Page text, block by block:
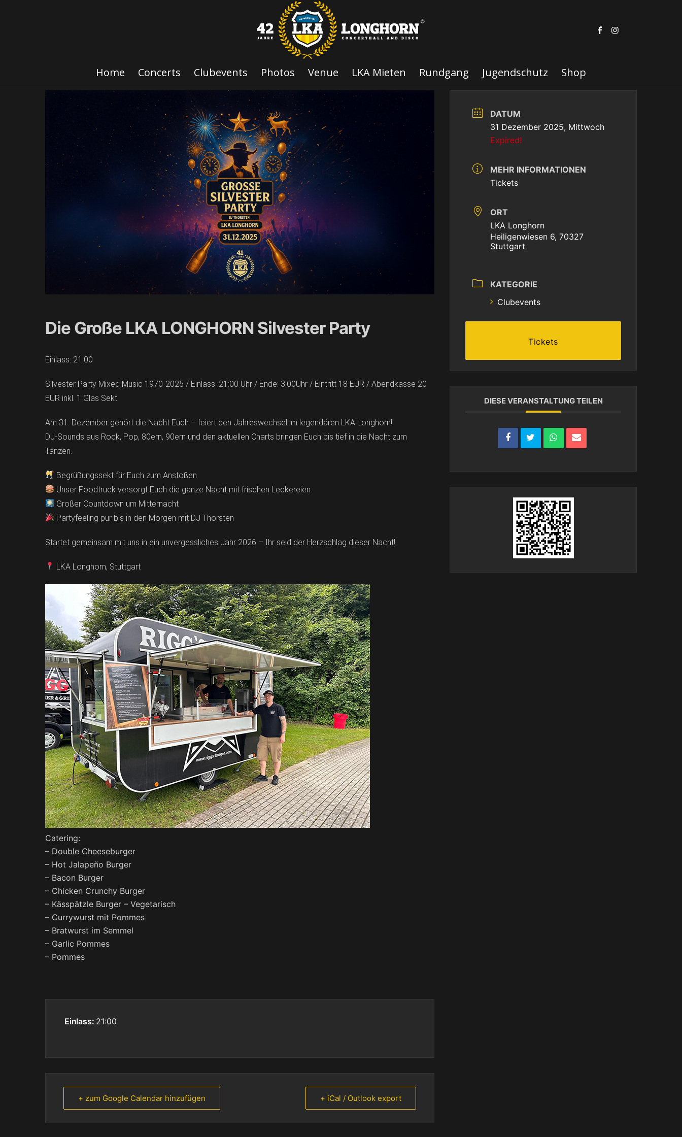
Home Concerts Clubevents Photos Venue LKA Mieten Rundgang Jugendschutz Shop
Die Große LKA LONGHORN Silvester Party
Einlass: 21:00
Silvester Party Mixed Music 1970-2025 / Einlass: 21:00 Uhr / Ende: 3:00Uhr / Eintritt 18 EUR / Abendkasse 20
EUR inkl. 1 Glas Sekt
Am 31. Dezember gehört die Nacht Euch – feiert den Jahreswechsel im legendären LKA Longhorn!
DJ-Sounds aus Rock, Pop, 80ern, 90ern und den aktuellen Charts bringen Euch bis tief in die Nacht zum
Tanzen.
Begrüßungssekt für Euch zum Anstoßen
Unser Foodtruck versorgt Euch die ganze Nacht mit frischen Leckereien
Großer Countdown um Mitternacht
Partyfeeling pur bis in den Morgen mit DJ Thorsten
Startet gemeinsam mit uns in ein unvergessliches Jahr 2026 – Ihr seid der Herzschlag dieser Nacht!
LKA Longhorn, Stuttgart
Catering:
– Double Cheeseburger
– Hot Jalapeño Burger
– Bacon Burger
– Chicken Crunchy Burger
– Kässpätzle Burger – Vegetarisch
– Currywurst mit Pommes
– Bratwurst im Semmel
– Garlic Pommes
– Pommes
Einlass: 21:00
+ zum Google Calendar hinzufügen + iCal / Outlook export
DATUM
31 Dezember 2025, Mittwoch
Expired!
MEHR INFORMATIONEN
Tickets
ORT
LKA Longhorn
Heiligenwiesen 6, 70327
Stuttgart
KATEGORIE
Clubevents
Tickets
DIESE VERANSTALTUNG TEILEN